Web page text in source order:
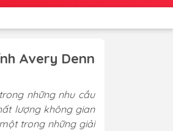
Avery Denn
những nhu cầu
lượng không gian
trong những giải